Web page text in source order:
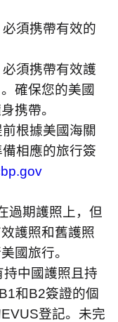
須携帶有效的
須携帶有效護
確保您的美國
携帶。
根據美國海關
相應的旅行簽
過期護照上，但
護照和舊護照
國旅行。
持中國護照且持
B1和B2簽證的個
EVUS登記。未完